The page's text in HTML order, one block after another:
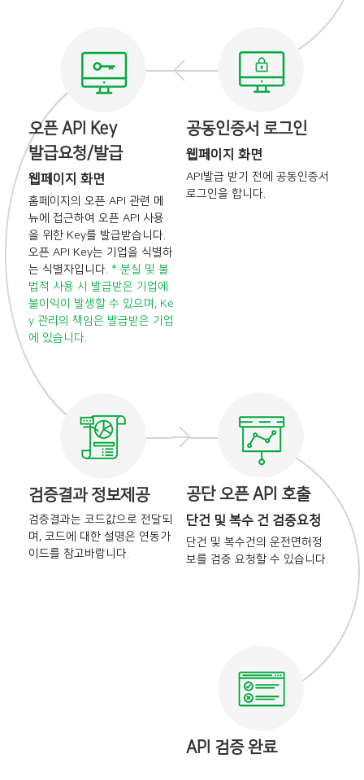
공동인증서 로그인
웹페이지 화면
API발급 받기 전에 공동인증서
로그인을 합니다.
오픈 API Key
발급요청/발급
웹페이지 화면
홈페이지의 오픈 API 관련 메
뉴에 접근하여 오픈 API 사용
을 위한 Key를 발급받습니다.
오픈 API Key는 기업을 식별하
는 식별자입니다. * 분실 및 불
법적 사용 시 발급받은 기업에
불이익이 발생할 수 있으며, Ke
y 관리의 책임은 발급받은 기업
에 있습니다.
공단 오픈 API 호출
단건 및 복수 건 검증요청
단건 및 복수건의 운전면허정
보를 검증 요청할 수 있습니다.
검증결과 정보제공
검증결과는 코드값으로 전달되
며, 코드에 대한 설명은 연동가
이드를 참고바랍니다.
API 검증 완료